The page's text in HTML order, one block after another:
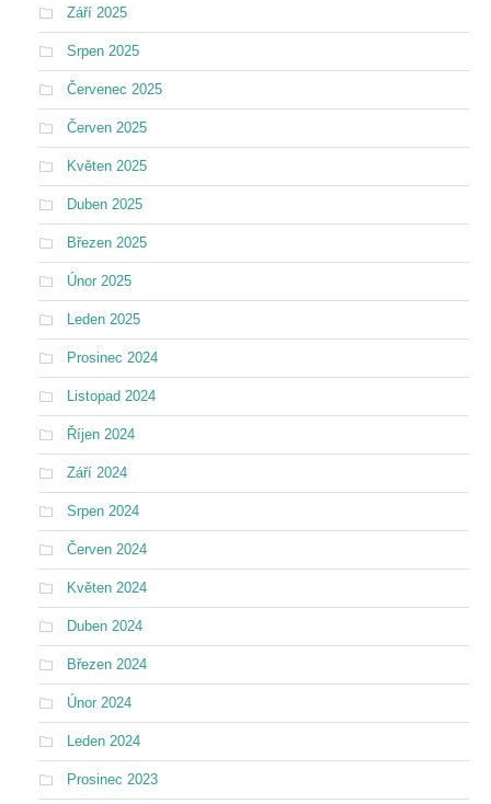
Září 2025
Srpen 2025
Červenec 2025
Červen 2025
Květen 2025
Duben 2025
Březen 2025
Únor 2025
Leden 2025
Prosinec 2024
Listopad 2024
Říjen 2024
Září 2024
Srpen 2024
Červen 2024
Květen 2024
Duben 2024
Březen 2024
Únor 2024
Leden 2024
Prosinec 2023